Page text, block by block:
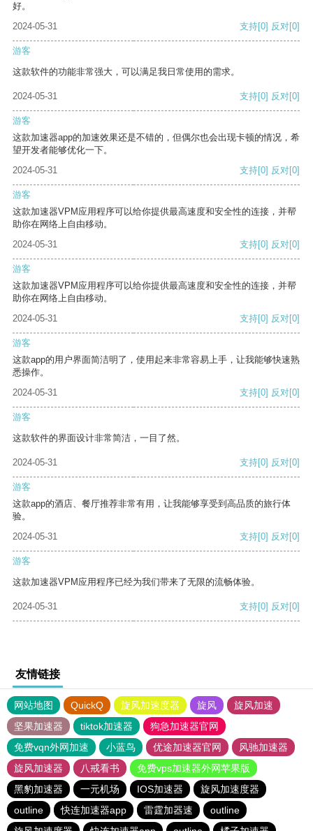
好。
2024-05-31
支持[0] 反对[0]
游客
这款软件的功能非常强大，可以满足我日常使用的需求。
2024-05-31 支持[0] 反对[0]
游客
这款加速器app的加速效果还是不错的，但偶尔也会出现卡顿的情况，希
望开发者能够优化一下。
2024-05-31
支持[0] 反对[0]
游客
这款加速器VPM应用程序可以给你提供最高速度和安全性的连接，并帮
助你在网络上自由移动。
2024-05-31
支持[0] 反对[0]
游客
这款加速器VPM应用程序可以给你提供最高速度和安全性的连接，并帮
助你在网络上自由移动。
2024-05-31
支持[0] 反对[0]
游客
这款app的用户界面简洁明了，使用起来非常容易上手，让我能够快速熟
悉操作。
2024-05-31
支持[0] 反对[0]
游客
这款软件的界面设计非常简洁，一目了然。
2024-05-31 支持[0] 反对[0]
游客
这款app的酒店、餐厅推荐非常有用，让我能够享受到高品质的旅行体
验。
2024-05-31
支持[0] 反对[0]
游客
这款加速器VPM应用程序已经为我们带来了无限的流畅体验。
2024-05-31 支持[0] 反对[0]
友情链接
网站地图 QuickQ 旋风加速度器 旋风
旋风加速
坚果加速器
tiktok加速器
狗急加速器官网
免费vqn外网加速
小蓝鸟 优途加速器官网
风驰加速器
旋风加速器
八戒看书
免费vps加速器外网苹果版
黑豹加速器
一元机场 IOS加速器
旋风加速度器
outline
快连加速器app 雷霆加器速
outline